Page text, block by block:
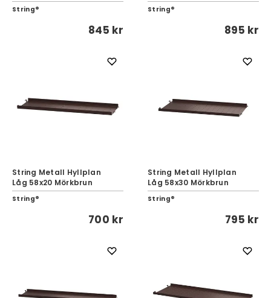
String®
845 kr
String®
895 kr
String Metall Hyllplan
Låg 58x20 Mörkbrun
String®
700 kr
String Metall Hyllplan
Låg 58x30 Mörkbrun
String®
795 kr